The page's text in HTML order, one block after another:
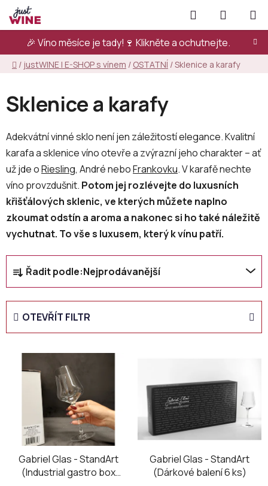
Přejít
na
obsah
🎉 Víno měsíce je tady!🍷 Klikněte a ochutnejte.
Hledat
KOŠÍK
Domů
/ justWINE | E-SHOP s vínem / OSTATNÍ /Sklenice a karafy
Sklenice a karafy
Adekvátní vinné sklo není jen záležitostí elegance. Kvalitní
karafa a sklenice víno otevře a zvýrazní jeho charakter – ať
už jde oRiesling, André neboFrankovku. V karafě nechte
víno provzdušnit. Potom jej rozlévejte do luxusních
křišťálových sklenic, ve kterých můžete naplno
zkoumat odstín a aroma a nakonec si ho také náležitě
vychutnat. To vše s luxusem, který k vínu patří.
Ř
a
z
n
í
Řadit podle:Nejprodávanější
OTEVŘÍT FILTR
Gabriel Glas - StandArt
(Industrial gastro box
Gabriel Glas - StandArt
(Dárkové balení 6 ks)